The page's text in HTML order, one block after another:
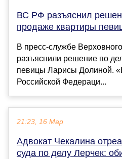
ВС РФ разъяснил
продаже квартиры
В пресс-службе
разъяснили решение по
певицы Ларисы Долиной.
Российской Федераци...
21:23, 16 Мар
Адвокат Чекалина
суда по делу Лерчек: